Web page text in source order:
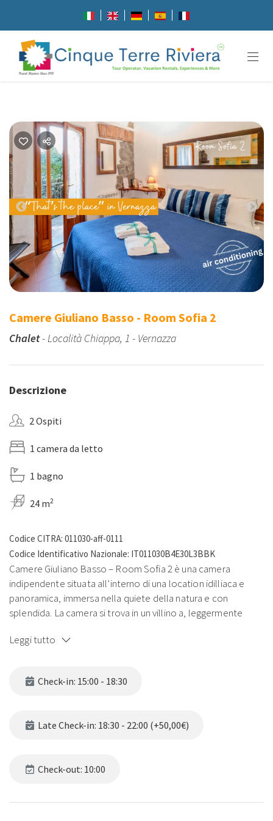
Previous
Camere Giuliano Basso - Room Sofia 2
Chalet- Località Chiappa, 1 - Vernazza
Descrizione
2 Ospiti
1 camera da letto
1 bagno
24 m2
Codice CITRA: 011030-aff-0111
Codice Identificativo Nazionale: IT011030B4E30L3BBK
Camere Giuliano Basso – Room Sofia 2 è una camera
indipendente situata all’interno di una location idilliaca e
panoramica, immersa nella quiete della natura e con
splendida. La camera si trova in un villino a, leggermente
proprietà. Dotata di aria condizionata, Room Sofia 2 offre un
spazi esterni attrezzati con sedie e sdraio, di una doccia
zona condivisa con coffee & tea facilities e frigorifero,
Camere Giuliano Basso – Villino Sofia, Camere Giuliano
Sofia 1, soluzioni ideali per accogliere amici o familiari che
Leggi tutto
Check-in: 15:00 - 18:30
Late Check-in: 18:30 - 22:00 (+50,00€)
Check-out: 10:00